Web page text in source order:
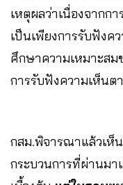
เหตุผลว่าเนื่องจากก
เป็นเพียงการรับฟังค
ศึกษาความเหมาะสม
การรับฟังความเห็น
กสม.พิจารณาแล้วเห็
กระบวนการที่ผ่านมา